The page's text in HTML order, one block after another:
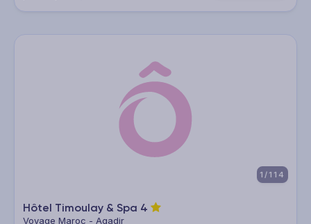
1/114
Hôtel Timoulay & Spa 4
Voyage Maroc - Agadir